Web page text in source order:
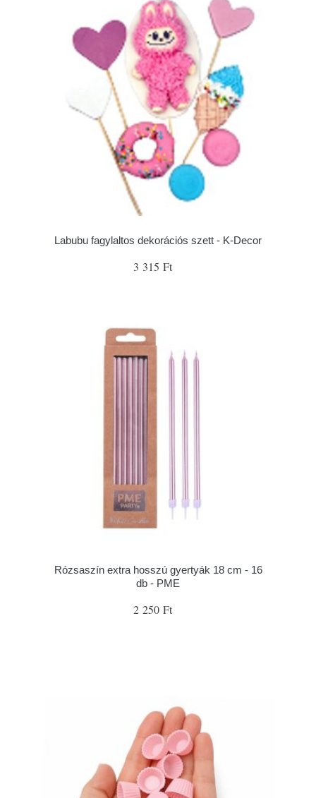
Labubu fagylaltos dekorációs szett - K-Decor
3 315 Ft
Rózsaszín extra hosszú gyertyák 18 cm - 16
db - PME
2 250 Ft